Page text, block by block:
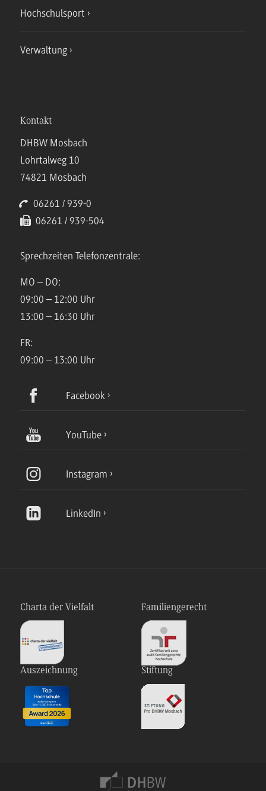
Hochschulsport
Verwaltung
Kontakt
DHBW Mosbach
Lohrtalweg 10
74821 Mosbach
06261 / 939-0
06261 / 939-504
Sprechzeiten Telefonzentrale:
MO – DO:
09:00 – 12:00 Uhr
13:00 – 16:30 Uhr
FR:
09:00 – 13:00 Uhr
Facebook
YouTube
Instagram
LinkedIn
Charta der Vielfalt Familiengerecht
Auszeichnung Stiftung